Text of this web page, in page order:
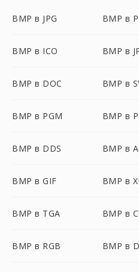
BMP в JPG BMP в
BMP в ICO BMP в
BMP в DOC BMP в
BMP в PGM BMP в
BMP в DDS BMP в
BMP в GIF BMP в
BMP в TGA BMP в
BMP в RGB BMP в